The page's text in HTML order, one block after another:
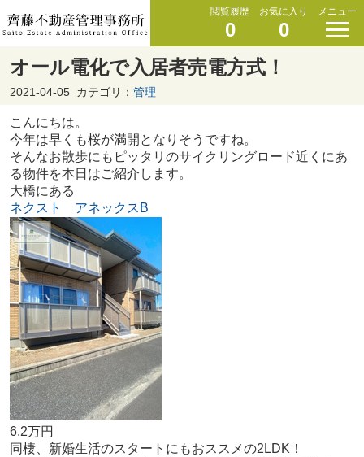
閲覧履歴
0
お気に入り
0
メニュー
オール電化で入居者売電方式！
2021-04-05 カテゴリ： 管理
こんにちは。
今年は早くも桜が満開となりそうですね。
そんなお散歩にもピッタリのサイクリングロード近くにあ
る物件を本日はご紹介します。
大橋にある
ネクスト アネックスB
6.2万円
同棲、新婚生活のスタートにもおススメの2LDK！